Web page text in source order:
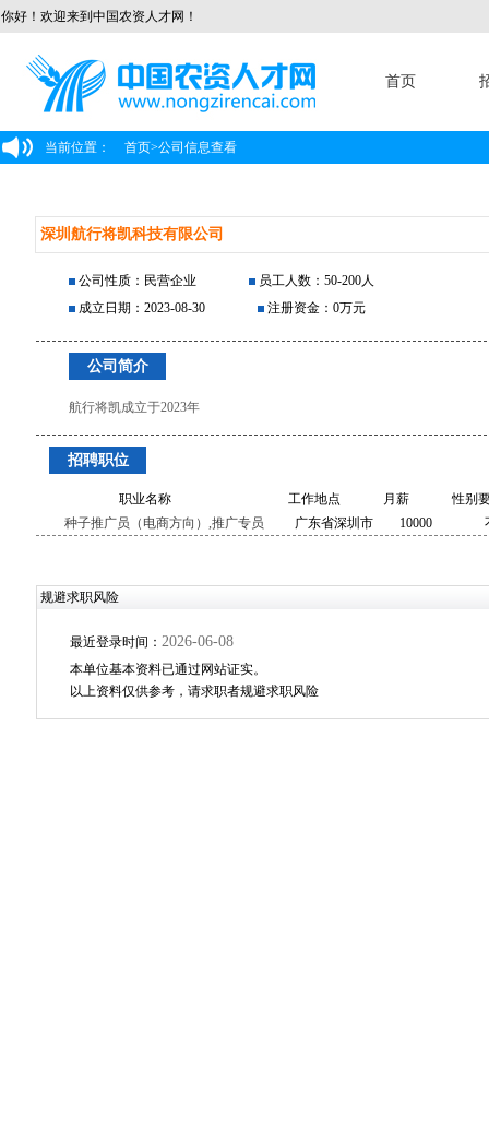
你好！欢迎来到中国农资人才网！
首页
当前位置： 首页>公司信息查看
深圳航行将凯科技有限公司
公司性质：民营企业
员工人数：50-200人
成立日期：2023-08-30
注册资金：0万元
公司简介
航行将凯成立于2023年
招聘职位
职业名称 工作地点 月薪
性别
种子推广员（电商方向）,推广专员
广东省深圳市 10000
规避求职风险
最近登录时间： 2026-06-08
本单位基本资料已通过网站证实。
以上资料仅供参考，请求职者规避求职风险